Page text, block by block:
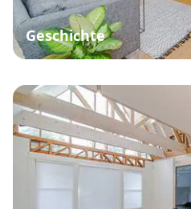
Geschichte